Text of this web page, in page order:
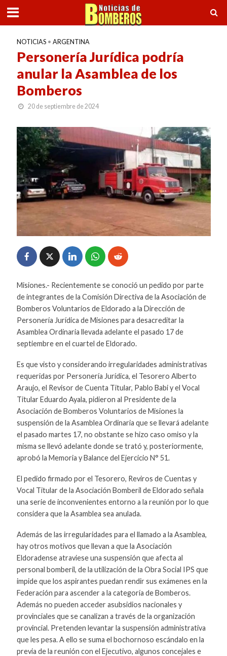
NOTICIAS • ARGENTINA
Personería Jurídica podría
anular la Asamblea de los
Bomberos
20 de septiembre de 2024
Misiones.- Recientemente se conoció un pedido por parte
de integrantes de la Comisión Directiva de la Asociación de
Bomberos Voluntarios de Eldorado a la Dirección de
Personería Jurídica de Misiones para desacreditar la
Asamblea Ordinaria llevada adelante el pasado 17 de
septiembre en el cuartel de Eldorado.
Es que visto y considerando irregularidades administrativas
requeridas por Personería Jurídica, el Tesorero Alberto
Araujo, el Revisor de Cuenta Titular, Pablo Babi y el Vocal
Titular Eduardo Ayala, pidieron al Presidente de la
Asociación de Bomberos Voluntarios de Misiones la
suspensión de la Asamblea Ordinaria que se llevará adelante
el pasado martes 17, no obstante se hizo caso omiso y la
misma se llevó adelante donde se trató y, posteriormente,
aprobó la Memoria y Balance del Ejercicio N° 51.
El pedido firmado por el Tesorero, Reviros de Cuentas y
Vocal Titular de la Asociación Bomberil de Eldorado señala
una serie de inconvenientes entorno a la reunión por lo que
considera que la Asamblea sea anulada.
Además de las irregularidades para el llamado a la Asamblea,
hay otros motivos que llevan a que la Asociación
Eldoradense atraviese una suspensión que afecta al
personal bomberil, de la utilización de la Obra Social IPS que
impide que los aspirantes puedan rendir sus exámenes en la
Federación para ascender a la categoría de Bomberos.
Además no pueden acceder asubsidios nacionales y
provinciales que se canalizan a través de la organización
provincial. Pretenden levantar la suspensión administrativa
que les pesa. A ello se suma el bochornoso escándalo en la
previa de la reunión con el Ejecutivo, algunos concejales e